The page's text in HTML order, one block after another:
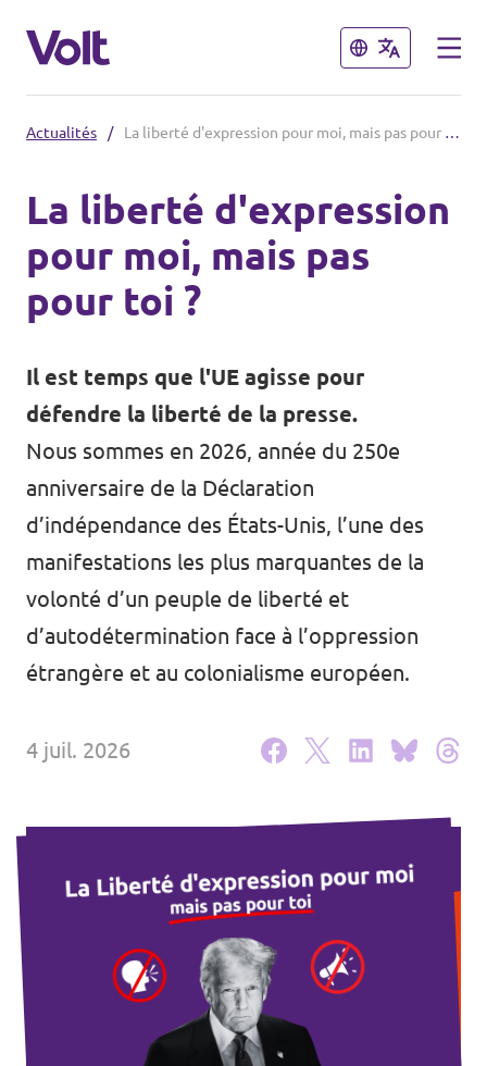
Fermer
Nos élections
Carte des régions
Volt Lille
Volt Strasbourg
Fermer
Politiques
À propos de Volt
Personnes
Actualités
Agenda
Volt FALC
Participer
Postes ouverts
Adhérer
Actualités / La liberté d'expression pour moi, mais pas pour toi ?
La liberté d'expression
pour moi, mais pas
pour toi ?
Il est temps que l'UE agisse pour
défendre la liberté de la presse.
Nous sommes en 2026, année du 250e
anniversaire de la Déclaration
d’indépendance des États-Unis, l’une des
manifestations les plus marquantes de la
volonté d’un peuple de liberté et
d’autodétermination face à l’oppression
étrangère et au colonialisme européen.
4 juil. 2026